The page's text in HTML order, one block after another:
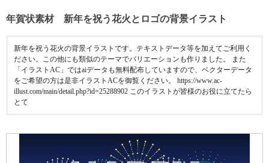
年賀状素材 新年を祝う花火とロゴの背景イラスト
新年を祝う花火の背景イラストです。テキストデータ等を加えてご利用く
ださい。この他にも類似のテーマでバリエーションも作りました。 また
「イラストAC」ではaiデータも無料配布していますので、ベクターデータ
をご希望の方は是非イラストACを御覧ください。 https://www.ac-
illust.com/main/detail.php?id=25288902 このイラストが皆様のお役に立てたら
とて